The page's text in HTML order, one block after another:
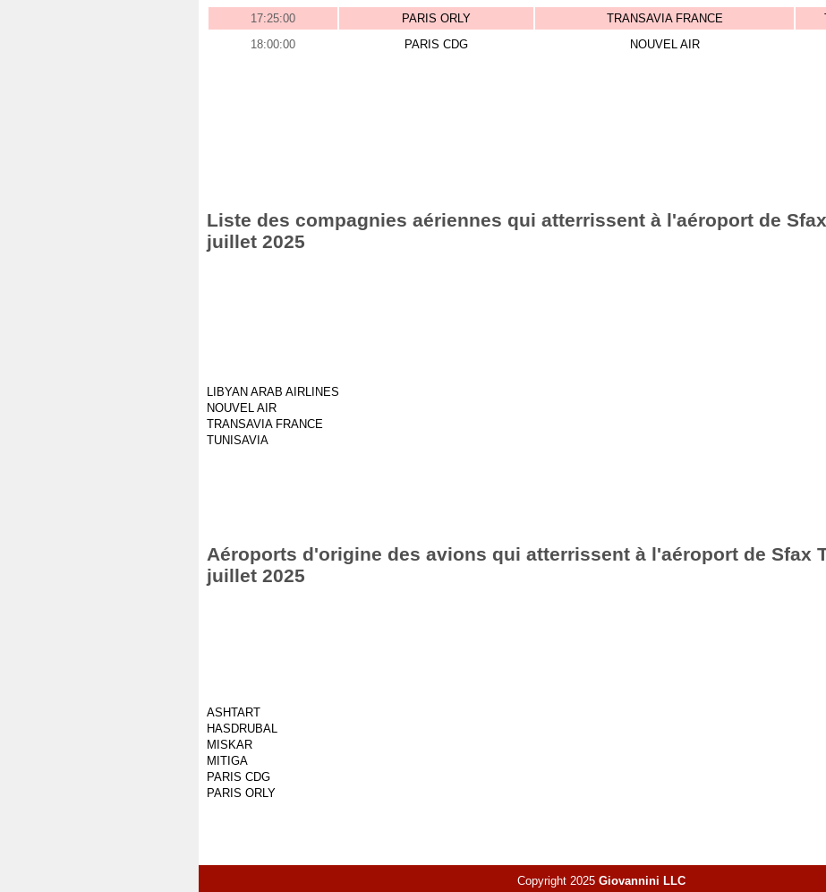
17:25:00
PARIS ORLY TRANSAVIA FRANCE
18:00:00
PARIS CDG NOUVEL AIR
Liste des compagnies aériennes qui atterrissent à l'aéroport de
juillet 2025
LIBYAN ARAB AIRLINES
NOUVEL AIR
TRANSAVIA FRANCE
TUNISAVIA
Aéroports d'origine des avions qui atterrissent à l'aéroport de Sfax
juillet 2025
ASHTART
HASDRUBAL
MISKAR
MITIGA
PARIS CDG
PARIS ORLY
Copyright 2025 Giovannini LLC